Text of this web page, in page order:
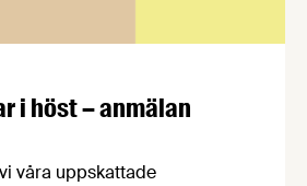
i höst – anmälan
våra uppskattade